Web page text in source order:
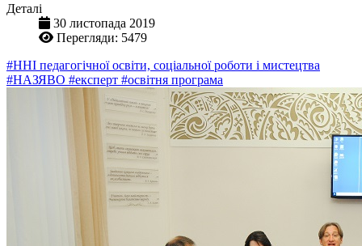
Деталі
30 листопада 2019
Перегляди: 5479
#ННІ педагогічної освіти, соціальної роботи і мистецтва
#НАЗЯВО #експерт #освітня програма